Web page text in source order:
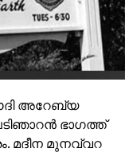
അറേബ്യ
ഭാഗത്ത്
മദീന മുനവ്വറ